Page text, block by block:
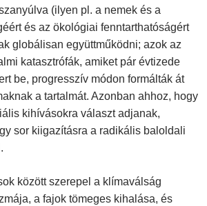
(ilyen pl. a nemek és a
és az ökológiai fenntarthatóságért
globálisan együttműködni; azok az
katasztrófák, amiket pár évtizede
be, progresszív módon formálták át
a tartalmát. Azonban ahhoz, hogy
kihívásokra választ adjanak,
sor kiigazításra a radikális baloldali
között szerepel a klímaválság
a fajok tömeges kihalása, és